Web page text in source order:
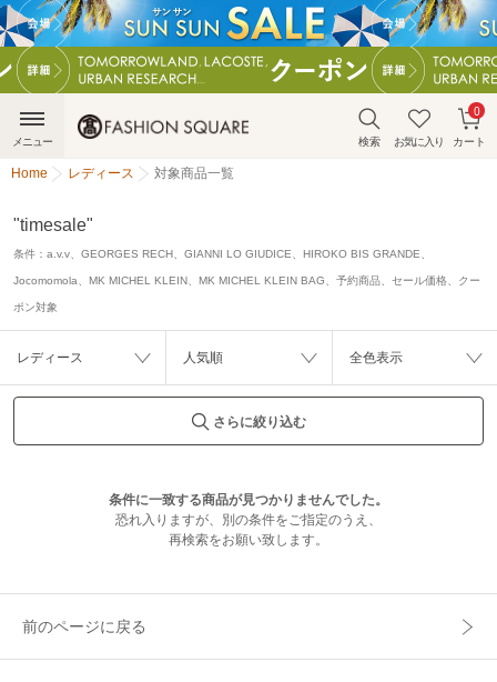
検索 お気に入り カート
0
メニュー
Home レディース 対象商品一覧
"timesale"
条件： a.v.v、GEORGES RECH、GIANNI LO GIUDICE、HIROKO BIS GRANDE、
Jocomomola、MK MICHEL KLEIN、MK MICHEL KLEIN BAG、予約商品、セール価格、クー
ポン対象
レディース 人気順 全色表示
さらに絞り込む
条件に一致する商品が見つかりませんでした。
恐れ入りますが、別の条件をご指定のうえ、
再検索をお願い致します。
前のページに戻る